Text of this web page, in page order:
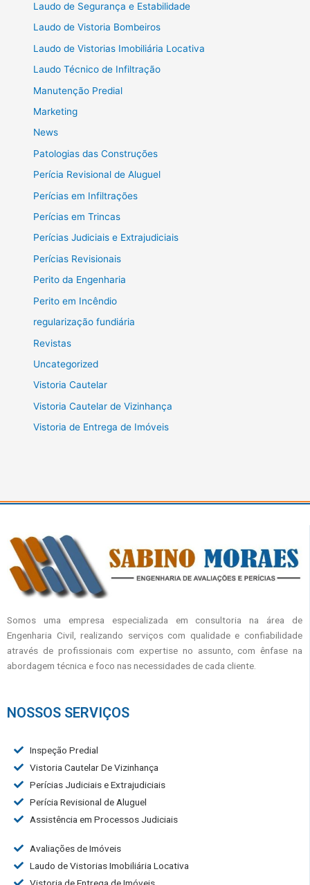
Laudo de Segurança e Estabilidade
Laudo de Vistoria Bombeiros
Laudo de Vistorias Imobiliária Locativa
Laudo Técnico de Infiltração
Manutenção Predial
Marketing
News
Patologias das Construções
Perícia Revisional de Aluguel
Perícias em Infiltrações
Perícias em Trincas
Perícias Judiciais e Extrajudiciais
Perícias Revisionais
Perito da Engenharia
Perito em Incêndio
regularização fundiária
Revistas
Uncategorized
Vistoria Cautelar
Vistoria Cautelar de Vizinhança
Vistoria de Entrega de Imóveis
Somos uma empresa especializada em consultoria na área de
Engenharia Civil, realizando serviços com qualidade e confiabilidade
através de profissionais com expertise no assunto, com ênfase na
abordagem técnica e foco nas necessidades de cada cliente.
NOSSOS SERVIÇOS
Inspeção Predial
Vistoria Cautelar De Vizinhança
Perícias Judiciais e Extrajudiciais
Perícia Revisional de Aluguel
Assistência em Processos Judiciais
Avaliações de Imóveis
Laudo de Vistorias Imobiliária Locativa